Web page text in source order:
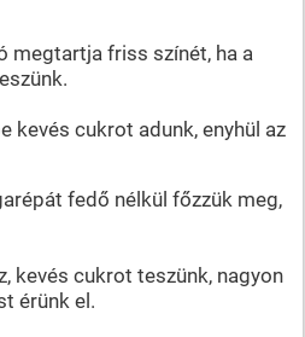
megtartja friss színét, ha a
kevés cukrot adunk, enyhül az
fedő nélkül főzzük meg,
kevés cukrot teszünk, nagyon
érünk el.